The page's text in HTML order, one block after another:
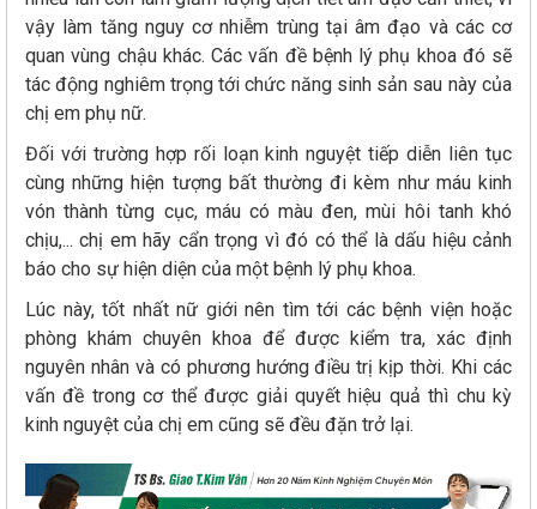
vậy làm tăng nguy cơ nhiễm trùng tại âm đạo và các cơ
quan vùng chậu khác. Các vấn đề bệnh lý phụ khoa đó sẽ
tác động nghiêm trọng tới chức năng sinh sản sau này của
chị em phụ nữ.
Đối với trường hợp rối loạn kinh nguyệt tiếp diễn liên tục
cùng những hiện tượng bất thường đi kèm như máu kinh
vón thành từng cục, máu có màu đen, mùi hôi tanh khó
chịu,... chị em hãy cẩn trọng vì đó có thể là dấu hiệu cảnh
báo cho sự hiện diện của một bệnh lý phụ khoa.
Lúc này, tốt nhất nữ giới nên tìm tới các bệnh viện hoặc
phòng khám chuyên khoa để được kiểm tra, xác định
nguyên nhân và có phương hướng điều trị kịp thời. Khi các
vấn đề trong cơ thể được giải quyết hiệu quả thì chu kỳ
kinh nguyệt của chị em cũng sẽ đều đặn trở lại.